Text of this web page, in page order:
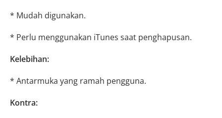
* Mudah digunakan.
* Perlu menggunakan iTunes saat penghapusan.
Kelebihan:
* Antarmuka yang ramah pengguna.
Kontra: